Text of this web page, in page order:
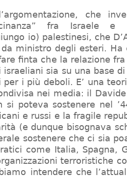
che
fra Israele e
io) palestinesi, che
ministro degli esteri. Ha
finta che la relazione
sia su una base
per i più deboli. E’ una
nei media: il
si poteva sostenere nel
e russi e la fragile
(e dunque bisognava
sostenere che ci sia
come Italia, Spagna,
terroristiche
intendere che